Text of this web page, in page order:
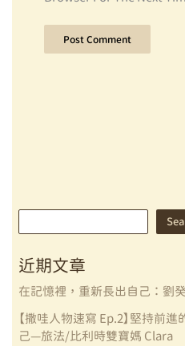
近期文章
在記憶裡，重新長出自己：劉
【撒哇人物速寫 Ep.2】堅持前
己—旅法/比利時雙寶媽 Clara